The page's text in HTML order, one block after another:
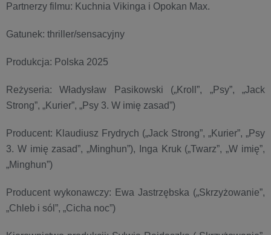
Partnerzy filmu: Kuchnia Vikinga i Opokan Max.
Gatunek: thriller/sensacyjny
Produkcja: Polska 2025
Reżyseria: Władysław Pasikowski („Kroll”, „Psy”, „Jack
Strong”, „Kurier”, „Psy 3. W imię zasad”)
Producent: Klaudiusz Frydrych („Jack Strong”, „Kurier”, „Psy
3. W imię zasad”, „Minghun”), Inga Kruk („Twarz”, „W imię”,
„Minghun”)
Producent wykonawczy: Ewa Jastrzębska („Skrzyżowanie”,
„Chleb i sól”, „Cicha noc”)